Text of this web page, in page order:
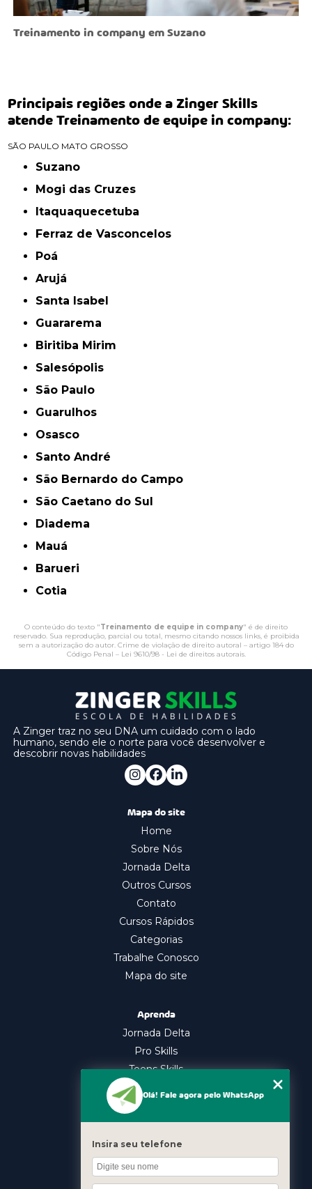
Treinamento in company em Suzano
Principais regiões onde a Zinger Skills
atende Treinamento de equipe in company:
SÃO PAULO MATO GROSSO
Suzano
Mogi das Cruzes
Itaquaquecetuba
Ferraz de Vasconcelos
Poá
Arujá
Santa Isabel
Guararema
Biritiba Mirim
Salesópolis
São Paulo
Guarulhos
Osasco
Santo André
São Bernardo do Campo
São Caetano do Sul
Diadema
Mauá
Barueri
Cotia
O conteúdo do texto "Treinamento de equipe in company" é de direito
reservado. Sua reprodução, parcial ou total, mesmo citando nossos links, é proibida
sem a autorização do autor. Crime de violação de direito autoral – artigo 184 do
Código Penal – Lei 9610/98 - Lei de direitos autorais.
A Zinger traz no seu DNA um cuidado com o lado
humano, sendo ele o norte para você desenvolver e
descobrir novas habilidades
Mapa do site
Home
Sobre Nós
Jornada Delta
Outros Cursos
Contato
Cursos Rápidos
Categorias
Trabalhe Conosco
Mapa do site
Aprenda
Jornada Delta
Pro Skills
Teens Skills
In Company
Oratória
Gestão Emocional
Liderança
Olá! Fale agora pelo WhatsApp
Insira seu telefone